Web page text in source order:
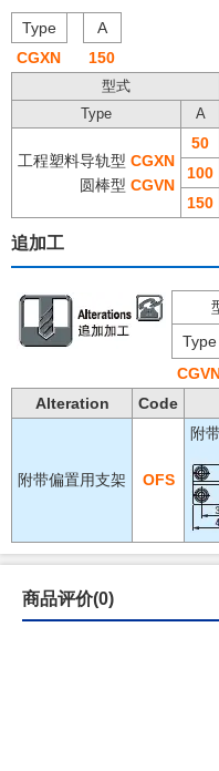
Type
A
CGXN
150
型式
Type
A
工程塑料导轨型 CGXN
圆棒型 CGVN
50
100
150
追加工
Type
Alteration
Code
附带偏置用支架 OFS
附
商品评价(0)